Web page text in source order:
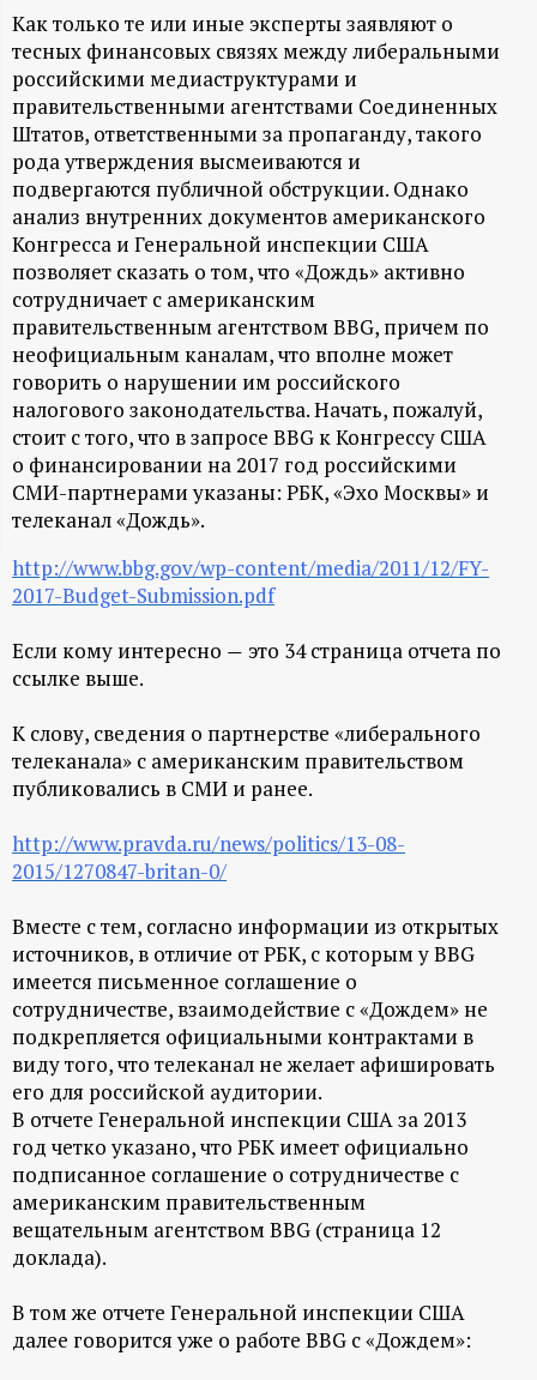
Н
-
и
н
ф
о
р
м
а
ц
и
о
н
н
ы
й
п
о
р
т
а
л
Как только те или иные эксперты заявляют о
тесных финансовых связях между либеральными
российскими медиаструктурами и
правительственными агентствами Соединенных
Штатов, ответственными за пропаганду, такого
рода утверждения высмеиваются и
подвергаются публичной обструкции. Однако
анализ внутренних документов американского
Конгресса и Генеральной инспекции США
позволяет сказать о том, что «Дождь» активно
сотрудничает с американским
правительственным агентством BBG, причем по
неофициальным каналам, что вполне может
говорить о нарушении им российского
налогового законодательства. Начать, пожалуй,
стоит с того, что в запросе BBG к Конгрессу США
о финансировании на 2017 год российскими
СМИ-партнерами указаны: РБК, «Эхо Москвы» и
телеканал «Дождь».
http://www.bbg.gov/wp-content/media/2011/12/FY-
2017-Budget-Submission.pdf
Если кому интересно — это 34 страница отчета по
ссылке выше.
К слову, сведения о партнерстве «либерального
телеканала» с американским правительством
публиковались в СМИ и ранее.
http://www.pravda.ru/news/politics/13-08-
2015/1270847-britan-0/
Вместе с тем, согласно информации из открытых
источников, в отличие от РБК, с которым у BBG
имеется письменное соглашение о
сотрудничестве, взаимодействие с «Дождем» не
подкрепляется официальными контрактами в
виду того, что телеканал не желает афишировать
его для российской аудитории.
В отчете Генеральной инспекции США за 2013
год четко указано, что РБК имеет официально
подписанное соглашение о сотрудничестве с
американским правительственным
вещательным агентством BBG (страница 12
доклада).
В том же отчете Генеральной инспекции США
далее говорится уже о работе BBG с «Дождем»: